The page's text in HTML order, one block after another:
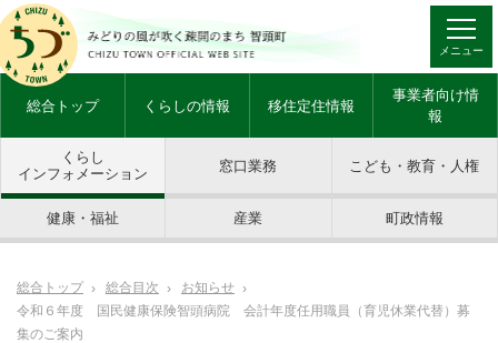
メニュー
総合トップ くらしの情報 移住定住情報
事業者向け情
報
くらし
インフォメーション
窓口業務 こども・教育・人権
健康・福祉 産業 町政情報
総合トップ 総合目次
お知らせ
令和６年度 国民健康保険智頭病院 会計年度任用職員（育児休業代替）募
集のご案内